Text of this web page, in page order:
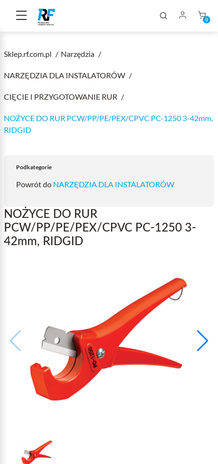
0
Sklep.rf.com.pl Narzędzia
NARZĘDZIA DLA INSTALATORÓW
CIĘCIE I PRZYGOTOWANIE RUR
NOŻYCE DO RUR PCW/PP/PE/PEX/CPVC PC-1250 3-42mm,
RIDGID
Podkategorie
Powrót do NARZĘDZIA DLA INSTALATORÓW
NOŻYCE DO RUR
PCW/PP/PE/PEX/CPVC PC-1250 3-
42mm, RIDGID